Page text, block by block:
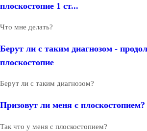
плоскостопие 1 ст...
Что мне делать?
Берут ли с таким диагнозом -
плоскостопие
Берут ли с таким диагнозом?
Призовут ли меня с плоскостопием?
Так что у меня с плоскостопием?